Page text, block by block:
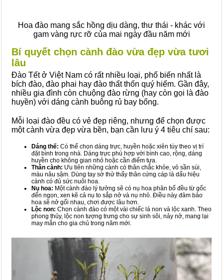
Hoa đào mang sắc hồng dịu dàng, thư thái - khác với
gam vàng rực rỡ của mai ngày đầu năm mới
Bí quyết chọn cành đào vừa đẹp vừa tươi
lâu
Đào Tết ở Việt Nam có rất nhiều loại, phổ biến nhất là
bích đào, đào phai hay đào thất thốn quý hiếm. Gần đây,
nhiều gia đình còn chuộng đào rừng (hay còn gọi là đào
huyền) với dáng cành buông rủ bay bổng.
Mỗi loại đào đều có vẻ đẹp riêng, nhưng để chọn được
một cành vừa đẹp vừa bền, bạn cần lưu ý 4 tiêu chí sau:
Dáng thế: Có thể chọn dáng trực, huyền hoặc xiên tùy theo vị trí
đặt bình trong nhà. Dáng trực phù hợp với bình cao, rộng, dáng
huyền cho không gian nhỏ hoặc cần điểm tựa.
Thân cành: Ưu tiên những cành có thân chắc khỏe, vỏ sần sùi,
màu nâu sậm. Dùng tay sờ thử thấy thân cứng cáp là dấu hiệu
cành có đủ sức nuôi hoa.
Nụ hoa: Một cành đào lý tưởng sẽ có nụ hoa phân bố đều từ gốc
đến ngọn, xen kẽ cả nụ to sắp nở và nụ nhỏ. Điều này đảm bảo
hoa sẽ nở gối nhau, chơi được lâu hơn.
Lộc non: Chọn cành đào có một vài chiếc lá non và lộc xanh. Theo
phong thủy, lộc non tượng trưng cho sự sinh sôi, nảy nở, mang lại
may mắn cho gia chủ trong năm mới.